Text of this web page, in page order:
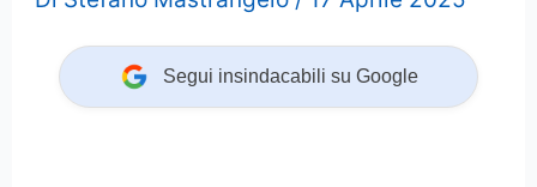
Segui insindacabili su Google